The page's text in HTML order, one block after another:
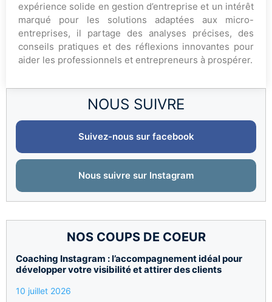
NOUS SUIVRE
Suivez-nous sur facebook
Nous suivre sur Instagram
NOS COUPS DE COEUR
Coaching Instagram : l’accompagnement idéal pour
développer votre visibilité et attirer des clients
10 juillet 2026
expérience solide en gestion d’entreprise et un intérêt
marqué pour les solutions adaptées aux micro-
entreprises, il partage des analyses précises, des
conseils pratiques et des réflexions innovantes pour
aider les professionnels et entrepreneurs à prospérer.